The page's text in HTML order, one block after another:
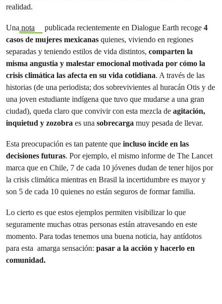
realidad.
Una nota publicada recientemente en Dialogue Earth recoge 4
casos de mujeres mexicanas quienes, viviendo en regiones
separadas y teniendo estilos de vida distintos, comparten la
misma angustia y malestar emocional motivada por cómo la
crisis climática las afecta en su vida cotidiana. A través de las
historias (de una periodista; dos sobrevivientes al huracán Otis y de
una joven estudiante indígena que tuvo que mudarse a una gran
ciudad), queda claro que convivir con esta mezcla de agitación,
inquietud y zozobra es una sobrecarga muy pesada de llevar.
Esta preocupación es tan patente que incluso incide en las
decisiones futuras. Por ejemplo, el mismo informe de The Lancet
marca que en Chile, 7 de cada 10 jóvenes dudan de tener hijos por
la crisis climática mientras en Brasil la incertidumbre es mayor y
son 5 de cada 10 quienes no están seguros de formar familia.
Lo cierto es que estos ejemplos permiten visibilizar lo que
seguramente muchas otras personas están atravesando en este
momento. Para todas tenemos una buena noticia, hay antídotos
para esta amarga sensación: pasar a la acción y hacerlo en
comunidad.